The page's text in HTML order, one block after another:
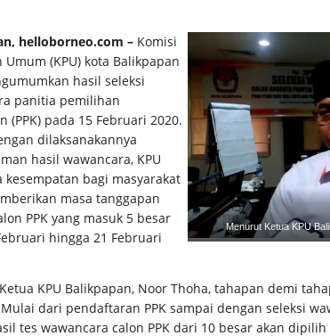
Menurut Ketua KPU
helloborneo.com – Komisi
Umum (KPU) kota Balikpapan
hasil seleksi
panitia pemilihan
(PPK) pada 15 Februari 2020.
dilaksanakannya
hasil wawancara, KPU
kesempatan bagi masyarakat
masa tanggapan
PPK yang masuk 5 besar
hingga 21 Februari
KPU Balikpapan, Noor Thoha, tahapan demi
dari pendaftaran PPK sampai dengan seleksi
tes wawancara calon PPK dari 10 besar akan